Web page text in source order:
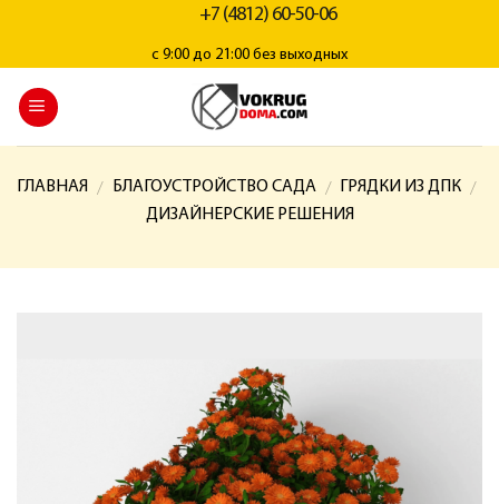
+7 (4812) 60-50-06
с 9:00 до 21:00 без выходных
ГЛАВНАЯ / БЛАГОУСТРОЙСТВО САДА / ГРЯДКИ ИЗ ДПК /
ДИЗАЙНЕРСКИЕ РЕШЕНИЯ